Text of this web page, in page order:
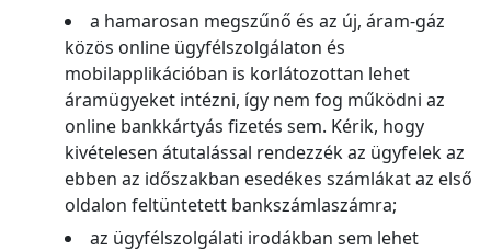
a hamarosan megszűnő és az új, áram-gáz
közös online ügyfélszolgálaton és
mobilapplikációban is korlátozottan lehet
áramügyeket intézni, így nem fog működni az
online bankkártyás fizetés sem. Kérik, hogy
kivételesen átutalással rendezzék az ügyfelek az
ebben az időszakban esedékes számlákat az első
oldalon feltüntetett bankszámlaszámra;
az ügyfélszolgálati irodákban sem lehet